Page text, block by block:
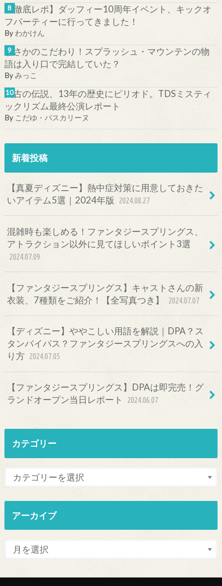
【徹底レポ】ダッフィー10周年イベント、キックオ
フパーティーに行ってきました！
By わかけん
まさかのこだわり！スプラッシュ・マウンテンの物
語は入り口で完結していた？
Byみっこ
太古の伝説、13年の歴史にピリオド。TDSミスティ
ックリズム最終公演レポート
By こだゆ・パスカリーヌ
新着投稿
【真夏ディズニー】熱中症対策に用意しておきた
いアイテム5選｜2024年版
2024.08.27
混雑時も楽しめる！ファンタジースプリングス、
アトラクション以外に見てほしいポイント3選
2024.07.09
【ファンタジースプリングス】キャストさんの新
衣装、7種類をご紹介！【全写真つき】
2024.07.07
【ディズニー】ややこしい用語を解説｜DPA？ス
タンバイパス？ファンタジースプリングスへの入
り方 2024.07.05
【ファンタジースプリングス】DPAは即完売！グ
ランドオープン当日レポート
2024.06.07
カテゴリー
アーカイブ